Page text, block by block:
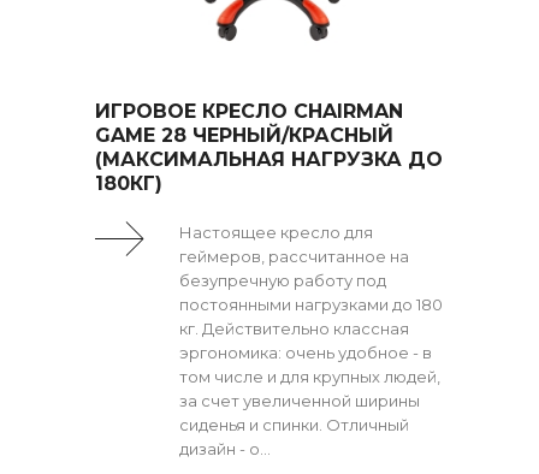
ИГРОВОЕ КРЕСЛО CHAIRMAN
GAME 28 ЧЕРНЫЙ/КРАСНЫЙ
(МАКСИМАЛЬНАЯ НАГРУЗКА ДО
180КГ)
Настоящее кресло для
геймеров, рассчитанное на
безупречную работу под
постоянными нагрузками до 180
кг. Действительно классная
эргономика: очень удобное - в
том числе и для крупных людей,
за счет увеличенной ширины
сиденья и спинки. Отличный
дизайн - о...